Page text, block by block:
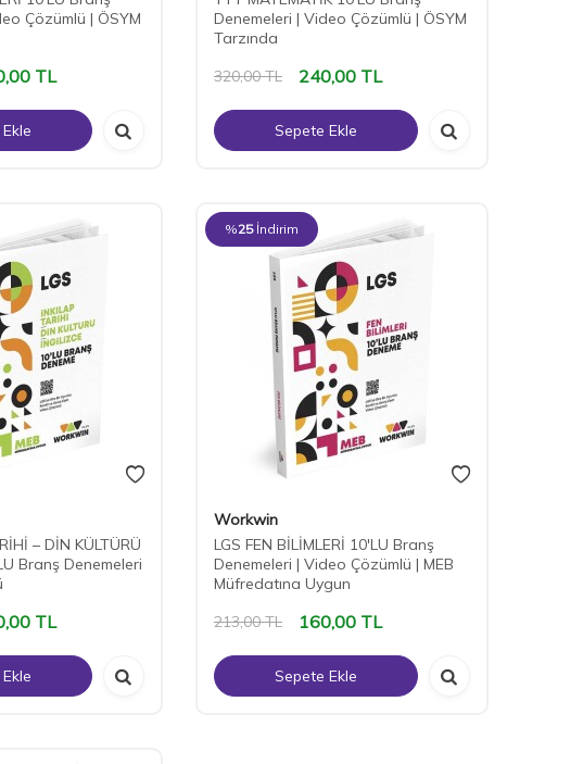
Çözümlü | ÖSYM
TL
Denemeleri | Video Çözümlü | ÖSYM
Tarzında
320,00TL 240,00TL
Sepete Ekle
– DİN KÜLTÜRÜ
Branş Denemeleri
TL
%25 İndirim
Workwin
LGS FEN BİLİMLERİ 10'LU Branş
Denemeleri | Video Çözümlü | MEB
Müfredatına Uygun
213,00TL 160,00TL
Sepete Ekle